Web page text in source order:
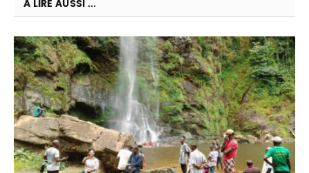
A LIRE AUSSI ...